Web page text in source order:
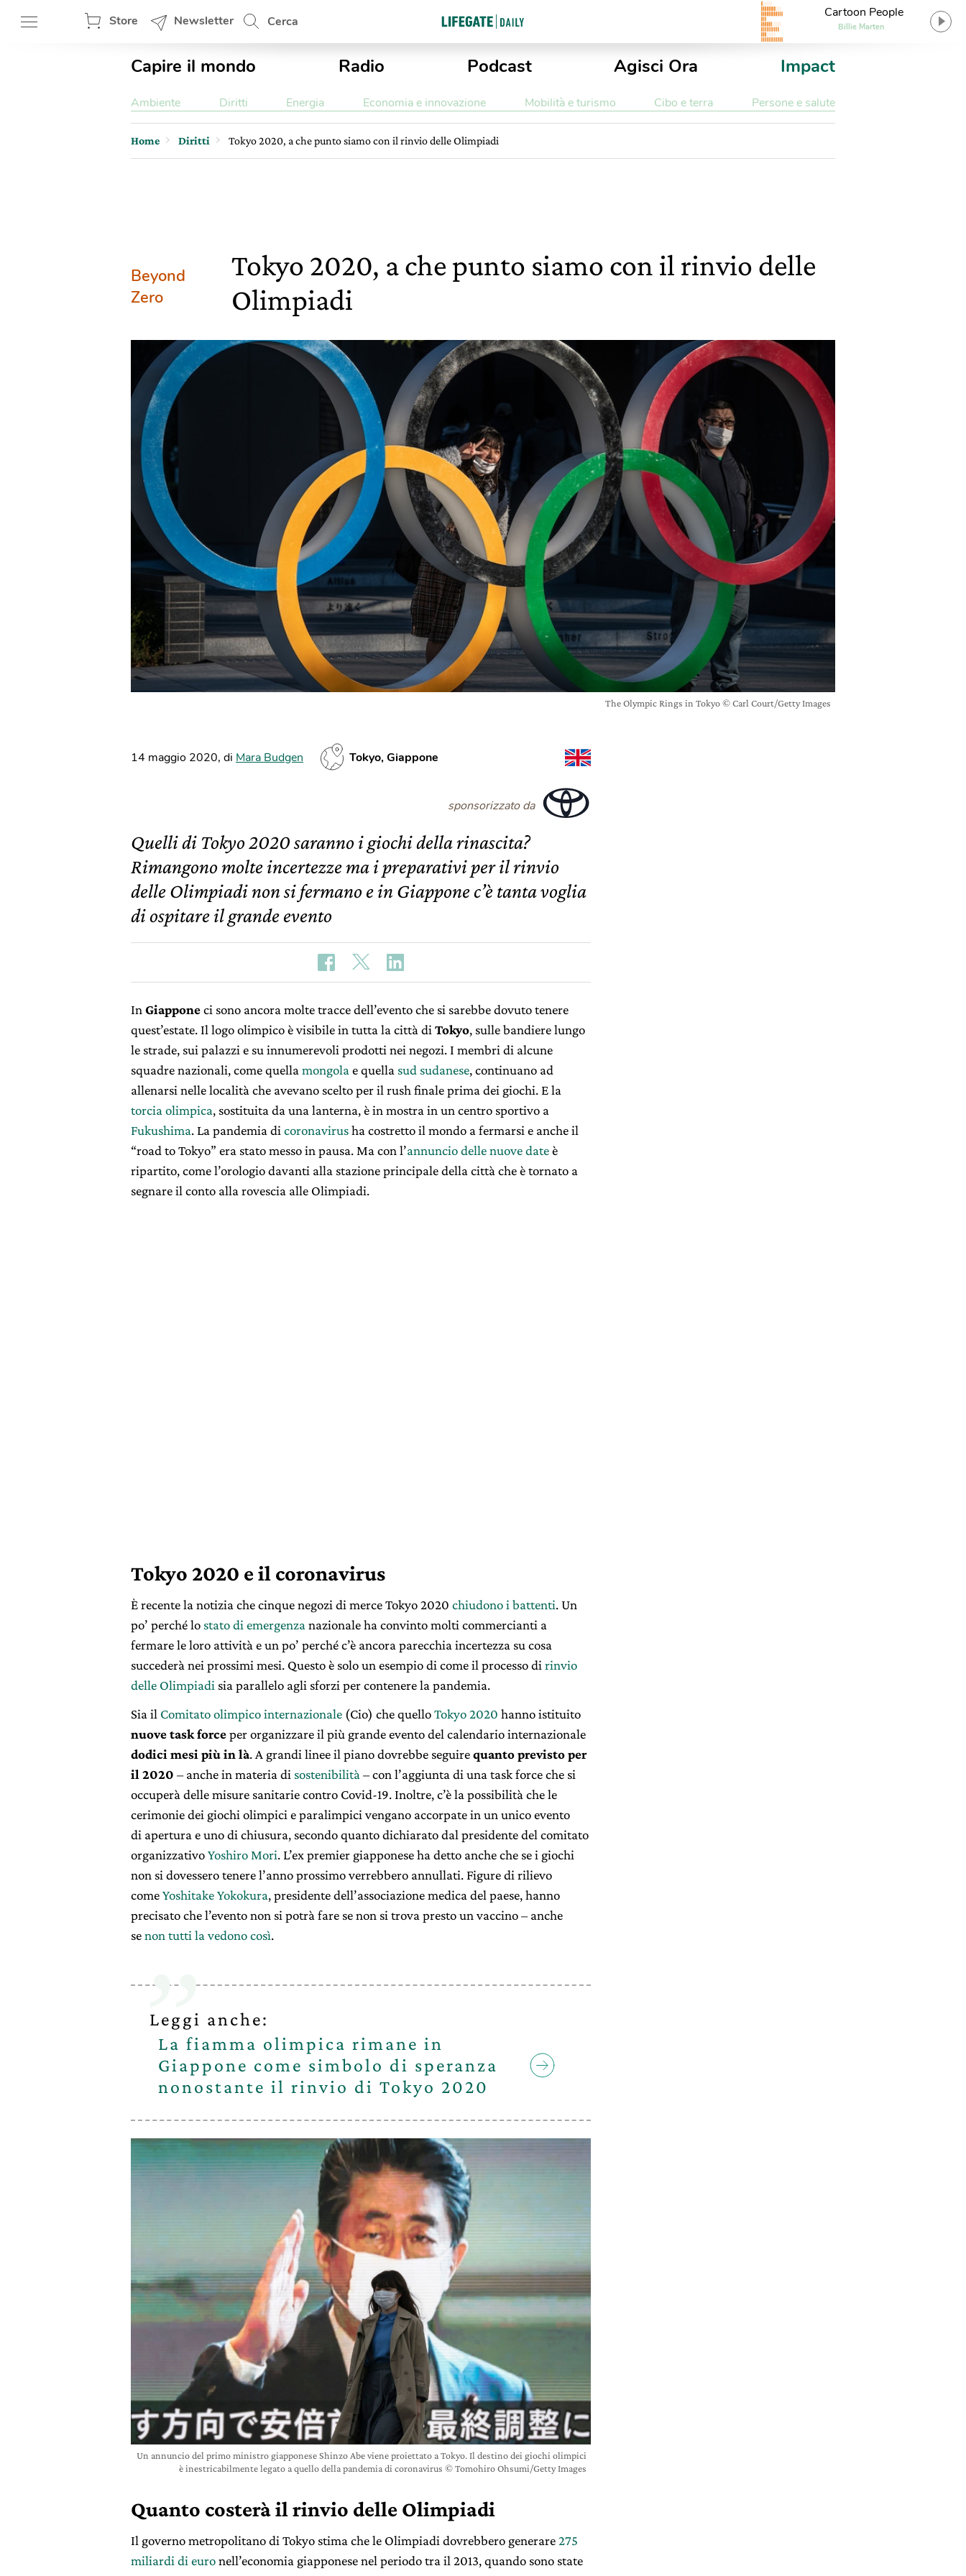
Store Newsletter Cerca
Cartoon People
Billie Marten
Capire il mondo Radio Podcast Agisci Ora Impact
Ambiente Diritti Energia Economia e innovazione Mobilità e turismo Cibo e terra Persone e salute
Home Diritti Tokyo 2020, a che punto siamo con il rinvio delle Olimpiadi
Beyond
Zero
Tokyo 2020, a che punto siamo con il rinvio delle
Olimpiadi
The Olympic Rings in Tokyo © Carl Court/Getty Images
14 maggio 2020, di Mara Budgen Tokyo, Giappone
sponsorizzato da
Quelli di Tokyo 2020 saranno i giochi della rinascita?
Rimangono molte incertezze ma i preparativi per il rinvio
delle Olimpiadi non si fermano e in Giappone c’è tanta voglia
di ospitare il grande evento
In Giapponeci sono ancora molte tracce dell’evento che si sarebbe dovuto tenere
quest’estate. Il logo olimpico è visibile in tutta la città di Tokyo, sulle bandiere lungo
le strade, sui palazzi e su innumerevoli prodotti nei negozi. I membri di alcune
squadre nazionali, come quella mongola e quella sud sudanese, continuano ad
allenarsi nelle località che avevano scelto per il rush finale prima dei giochi. E la
torcia olimpica, sostituita da una lanterna, è in mostra in un centro sportivo a
Fukushima. La pandemia di coronavirusha costretto il mondo a fermarsi e anche il
“road to Tokyo” era stato messo in pausa. Ma con l’annuncio delle nuove dateè
ripartito, come l’orologio davanti alla stazione principale della città che è tornato a
segnare il conto alla rovescia alle Olimpiadi.
Tokyo 2020 e il coronavirus
È recente la notizia che cinque negozi di merce Tokyo 2020 chiudono i battenti. Un
po’ perché lo stato di emergenza nazionale ha convinto molti commercianti a
fermare le loro attività e un po’ perché c’è ancora parecchia incertezza su cosa
succederà nei prossimi mesi. Questo è solo un esempio di come il processo di rinvio
delle Olimpiadi sia parallelo agli sforzi per contenere la pandemia.
Sia il Comitato olimpico internazionale (Cio) che quelloTokyo 2020 hanno istituito
nuove task forceper organizzare il più grande evento del calendario internazionale
dodici mesi più in là. A grandi linee il piano dovrebbe seguirequanto previsto per
il 2020 – anche in materia di sostenibilità – con l’aggiunta di una task force che si
occuperà delle misure sanitarie contro Covid-19. Inoltre, c’è la possibilità che le
cerimonie dei giochi olimpici e paralimpici vengano accorpate in un unico evento
di apertura e uno di chiusura, secondo quanto dichiarato dal presidente del comitato
organizzativoYoshiro Mori. L’ex premier giapponese ha detto anche che se i giochi
non si dovessero tenere l’anno prossimo verrebbero annullati. Figure di rilievo
comeYoshitake Yokokura, presidente dell’associazione medica del paese, hanno
precisato che l’evento non si potrà fare se non si trova presto un vaccino – anche
senon tutti la vedono così.
Leggi anche:
La fiamma olimpica rimane in
Giappone come simbolo di speranza
nonostante il rinvio di Tokyo 2020
Un annuncio del primo ministro giapponese Shinzo Abe viene proiettato a Tokyo. Il destino dei giochi olimpici
è inestricabilmente legato a quello della pandemia di coronavirus © Tomohiro Ohsumi/Getty Images
Quanto costerà il rinvio delle Olimpiadi
Il governo metropolitano di Tokyo stima che le Olimpiadi dovrebbero generare275
miliardi di euronell’economia giapponese nel periodo tra il 2013, quando sono state